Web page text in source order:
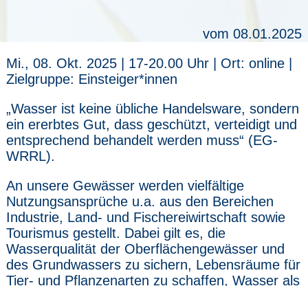
vom 08.01.2025
Mi., 08. Okt. 2025 | 17-20.00 Uhr | Ort: online |
Zielgruppe: Einsteiger*innen
„Wasser ist keine übliche Handelsware, sondern
ein ererbtes Gut, dass geschützt, verteidigt und
entsprechend behandelt werden muss“ (EG-
WRRL).
An unsere Gewässer werden vielfältige
Nutzungsansprüche u.a. aus den Bereichen
Industrie, Land- und Fischereiwirtschaft sowie
Tourismus gestellt. Dabei gilt es, die
Wasserqualität der Oberflächengewässer und
des Grundwassers zu sichern, Lebensräume für
Tier- und Pflanzenarten zu schaffen, Wasser als